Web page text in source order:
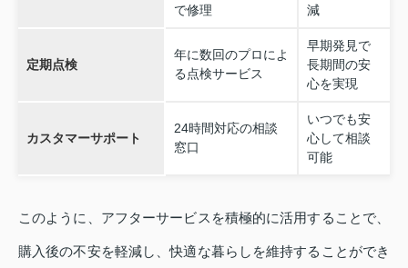
で修理
減
定期点検
年に数回のプロによ
る点検サービス
早期発見で
長期間の安
心を実現
カスタマーサポート
24時間対応の相談
窓口
いつでも安
心して相談
可能
このように、アフターサービスを積極的に活用することで、
購入後の不安を軽減し、快適な暮らしを維持することができ